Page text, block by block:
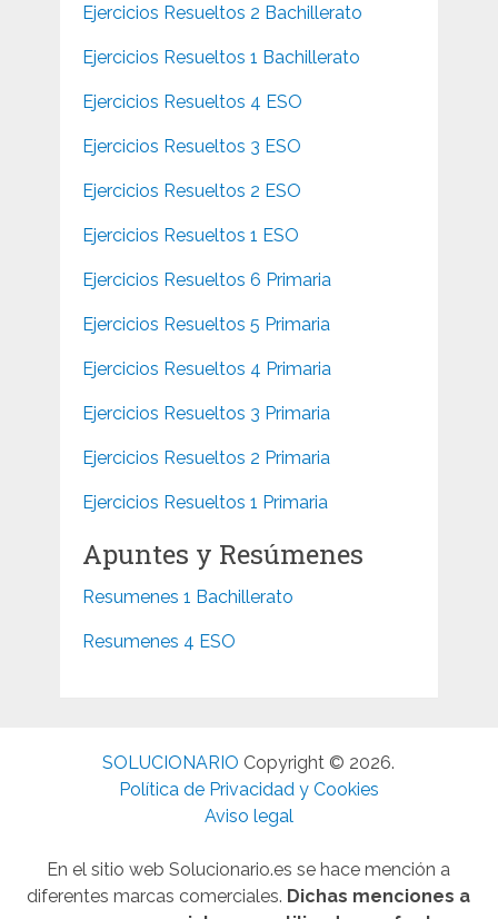
Ejercicios Resueltos 2 Bachillerato
Ejercicios Resueltos 1 Bachillerato
Ejercicios Resueltos 4 ESO
Ejercicios Resueltos 3 ESO
Ejercicios Resueltos 2 ESO
Ejercicios Resueltos 1 ESO
Ejercicios Resueltos 6 Primaria
Ejercicios Resueltos 5 Primaria
Ejercicios Resueltos 4 Primaria
Ejercicios Resueltos 3 Primaria
Ejercicios Resueltos 2 Primaria
Ejercicios Resueltos 1 Primaria
Apuntes y Resúmenes
Resumenes 1 Bachillerato
Resumenes 4 ESO
SOLUCIONARIO Copyright © 2026.
Política de Privacidad y Cookies
Aviso legal
En el sitio web Solucionario.es se hace mención a
diferentes marcas comerciales. Dichas menciones a